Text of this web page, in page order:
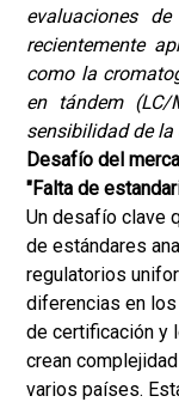
evaluaciones
recientemente
como la
en tándem
sensibilidad de
Desafío del
"Falta de
Un desafío clave
de estándares
regulatorios
diferencias en
de certificación y
crean
varios países.